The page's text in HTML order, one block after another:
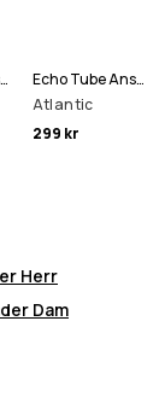
Echo Tube Ansiktsmask
Echo Tube Ansiktsmask
Atlantic
299 kr
Herr
Dam